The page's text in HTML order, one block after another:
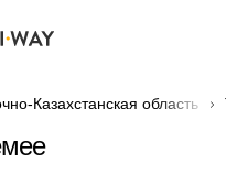
Казахстанская область